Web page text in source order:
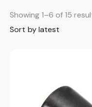
Showing 1–6 of 15